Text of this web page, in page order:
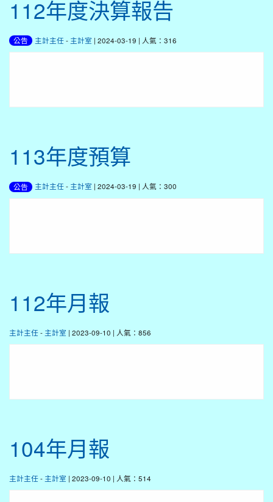
112年度決算報告
公告 主計主任- 主計室 | 2024-03-19 | 人氣：316
113年度預算
公告 主計主任- 主計室 | 2024-03-19 | 人氣：300
112年月報
主計主任- 主計室 | 2023-09-10 | 人氣：856
104年月報
主計主任- 主計室 | 2023-09-10 | 人氣：514